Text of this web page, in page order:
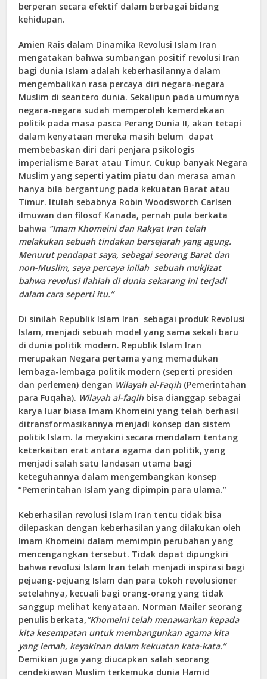
berperan secara efektif dalam berbagai bidang
kehidupan.
Amien Rais dalam Dinamika Revolusi Islam Iran
mengatakan bahwa sumbangan positif revolusi Iran
bagi dunia Islam adalah keberhasilannya dalam
mengembalikan rasa percaya diri negara-negara
Muslim di seantero dunia. Sekalipun pada umumnya
negara-negara sudah memperoleh kemerdekaan
politik pada masa pasca Perang Dunia II, akan tetapi
dalam kenyataan mereka masih belum dapat
membebaskan diri dari penjara psikologis
imperialisme Barat atau Timur. Cukup banyak Negara
Muslim yang seperti yatim piatu dan merasa aman
hanya bila bergantung pada kekuatan Barat atau
Timur. Itulah sebabnya Robin Woodsworth Carlsen
ilmuwan dan filosof Kanada, pernah pula berkata
bahwa “Imam Khomeini dan Rakyat Iran telah
melakukan sebuah tindakan bersejarah yang agung.
Menurut pendapat saya, sebagai seorang Barat dan
non-Muslim, saya percaya inilah sebuah mukjizat
bahwa revolusi Ilahiah di dunia sekarang ini terjadi
dalam cara seperti itu.”
Di sinilah Republik Islam Iran sebagai produk Revolusi
Islam, menjadi sebuah model yang sama sekali baru
di dunia politik modern. Republik Islam Iran
merupakan Negara pertama yang memadukan
lembaga-lembaga politik modern (seperti presiden
dan perlemen) dengan Wilayah al-Faqih (Pemerintahan
para Fuqaha). Wilayah al-faqih bisa dianggap sebagai
karya luar biasa Imam Khomeini yang telah berhasil
ditransformasikannya menjadi konsep dan sistem
politik Islam. Ia meyakini secara mendalam tentang
keterkaitan erat antara agama dan politik, yang
menjadi salah satu landasan utama bagi
keteguhannya dalam mengembangkan konsep
“Pemerintahan Islam yang dipimpin para ulama.”
Keberhasilan revolusi Islam Iran tentu tidak bisa
dilepaskan dengan keberhasilan yang dilakukan oleh
Imam Khomeini dalam memimpin perubahan yang
mencengangkan tersebut. Tidak dapat dipungkiri
bahwa revolusi Islam Iran telah menjadi inspirasi bagi
pejuang-pejuang Islam dan para tokoh revolusioner
setelahnya, kecuali bagi orang-orang yang tidak
sanggup melihat kenyataan. Norman Mailer seorang
penulis berkata,”Khomeini telah menawarkan kepada
kita kesempatan untuk membangunkan agama kita
yang lemah, keyakinan dalam kekuatan kata-kata.”
Demikian juga yang diucapkan salah seorang
cendekiawan Muslim terkemuka dunia Hamid